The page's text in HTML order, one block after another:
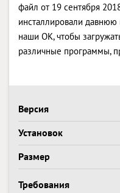
файл от 19 сентября
инсталлировали
наши OK, чтобы
различные программы,
Версия
Установок
Размер
Требования